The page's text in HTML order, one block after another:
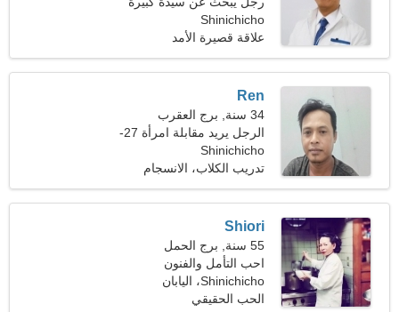
Shinichicho
علاقة قصيرة الأمد
Ren
34 سنة, برج العقرب
الرجل يريد مقابلة امرأة 27-
30
Shinichicho
تدريب الكلاب، الانسجام
الداخلي
Shiori
55 سنة, برج الحمل
احب التأمل والفنون
المسرحية
Shinichicho، اليابان
الحب الحقيقي